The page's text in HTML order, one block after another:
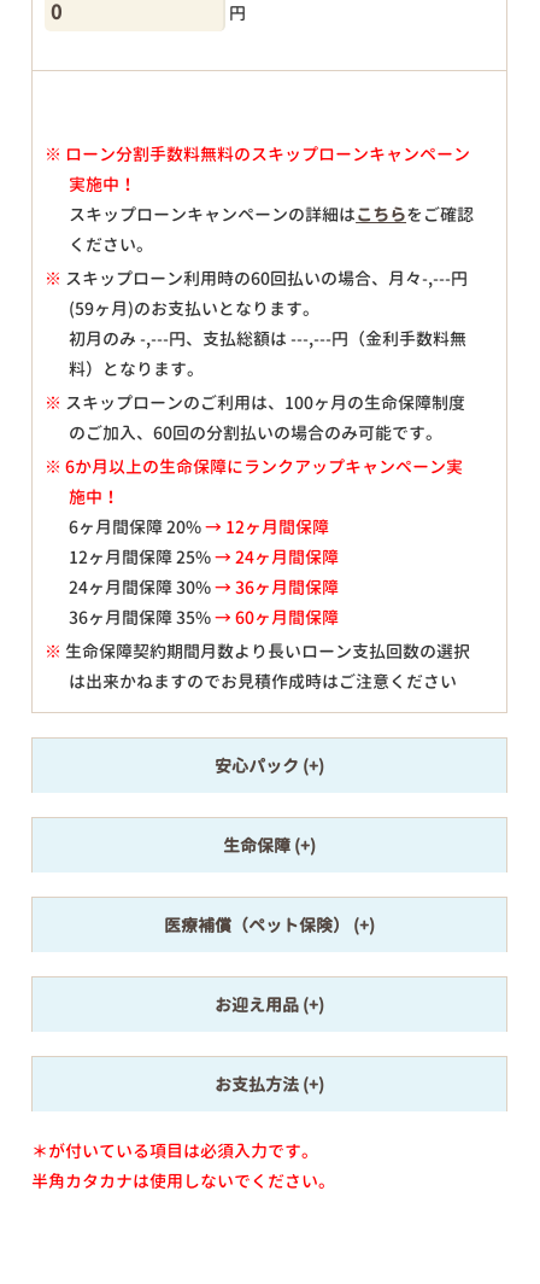
円
※ ローン分割手数料無料のスキップローンキャンペーン
実施中！
スキップローンキャンペーンの詳細はこちらをご確認
ください。
※ スキップローン利用時の60回払いの場合、月々-,---円
(59ヶ月)のお支払いとなります。
初月のみ-,---円、支払総額は---,---円（金利手数料無
料）となります。
※ スキップローンのご利用は、100ヶ月の生命保障制度
のご加入、60回の分割払いの場合のみ可能です。
※ 6か月以上の生命保障にランクアップキャンペーン実
施中！
6ヶ月間保障 20%→ 12ヶ月間保障
12ヶ月間保障 25%→ 24ヶ月間保障
24ヶ月間保障 30%→ 36ヶ月間保障
36ヶ月間保障 35%→ 60ヶ月間保障
※ 生命保障契約期間月数より長いローン支払回数の選択
は出来かねますのでお見積作成時はご注意ください
安心パック
生命保障
医療補償（ペット保険）
お迎え用品
お支払方法
＊が付いている項目は必須入力です。
半角カタカナは使用しないでください。